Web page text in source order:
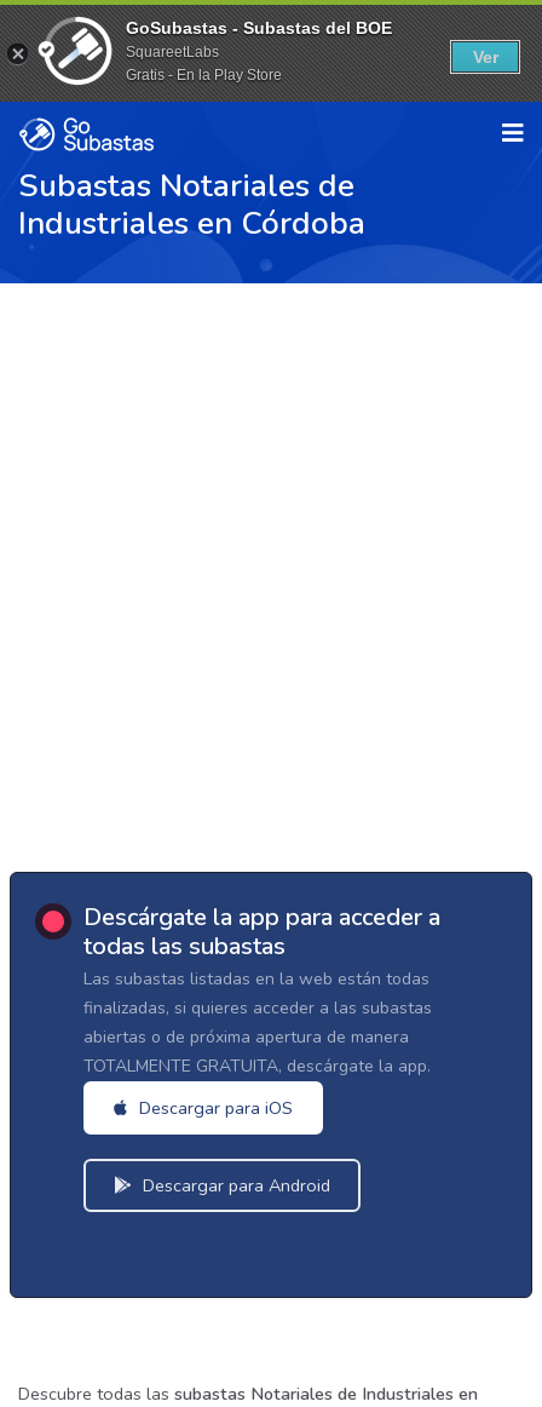
Subastas Notariales de
Industriales en Córdoba
Descárgate la app para acceder a
todas las subastas
Las subastas listadas en la web están todas
finalizadas, si quieres acceder a las subastas
abiertas o de próxima apertura de manera
TOTALMENTE GRATUITA, descárgate la app.
Descargar para iOS
Descargar para Android
Descubre todas las subastas Notariales de Industriales en
GoSubastas - Subastas del BOE
SquareetLabs
Gratis - En la Play Store
Ver